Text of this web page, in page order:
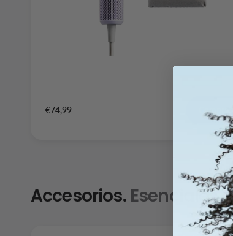
€74,99 Comprar
Accesorios.Esenciales